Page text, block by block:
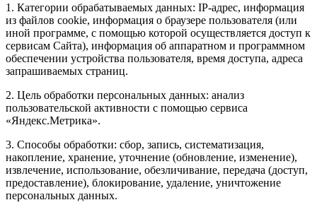
1. Категории обрабатываемых данных: IP-адрес, информация
из файлов cookie, информация о браузере пользователя (или
иной программе, с помощью которой осуществляется доступ к
сервисам Сайта), информация об аппаратном и программном
обеспечении устройства пользователя, время доступа, адреса
запрашиваемых страниц.
2. Цель обработки персональных данных: анализ
пользовательской активности с помощью сервиса
«Яндекс.Метрика».
3. Способы обработки: сбор, запись, систематизация,
накопление, хранение, уточнение (обновление, изменение),
извлечение, использование, обезличивание, передача (доступ,
предоставление), блокирование, удаление, уничтожение
персональных данных.